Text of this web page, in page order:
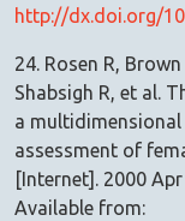
http://dx.doi.org/
24. Rosen R,
Shabsigh R, et al.
a
assessment of
[Internet]. 2000
Available from: